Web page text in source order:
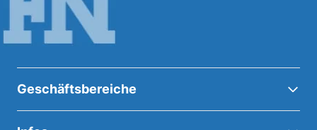
Geschäftsbereiche